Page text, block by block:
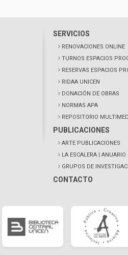
SERVICIOS
RENOVACIONES ONLINE
TURNOS ESPACIOS
RESERVAS ESPACIOS
RIDAA UNICEN
DONACIÓN DE OBRAS
NORMAS APA
REPOSITORIO
PUBLICACIONES
ARTE PUBLICACIONES
LA ESCALERA | ANUARIO
GRUPOS DE
CONTACTO